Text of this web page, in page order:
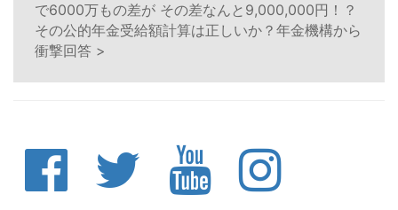
で6000万もの差が その差なんと9,000,000円！？
その公的年金受給額計算は正しいか？年金機構から
衝撃回答 >